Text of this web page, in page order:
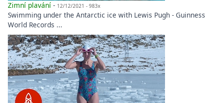
Zimní plavání - 12/12/2021 - 983x
Swimming under the Antarctic ice with Lewis Pugh - Guinness
World Records ...